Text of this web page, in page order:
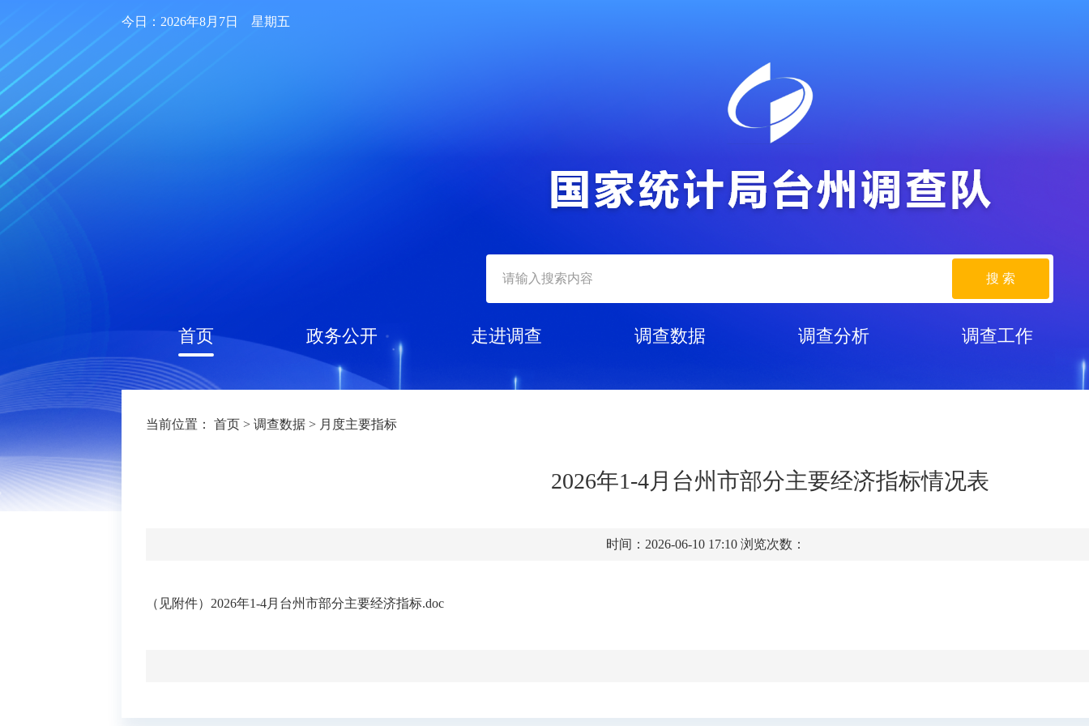
今日：2026年8月7日 星期五
搜 索
首页 政务公开 走进调查 调查数据 调查分析 调查工作
当前位置： 首页 > 调查数据 > 月度主要指标
2026年1-4月台州市部分主要经济指标情况表
时间：2026-06-10 17:10 浏览次数：
（见附件） 2026年1-4月台州市部分主要经济指标.doc